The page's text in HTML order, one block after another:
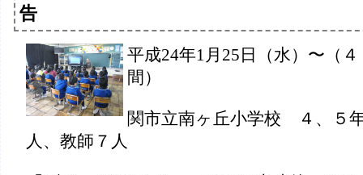
告
平成24年1月25日（水）〜（４
間）
関市立南ヶ丘小学校 ４、５
人、教師７人